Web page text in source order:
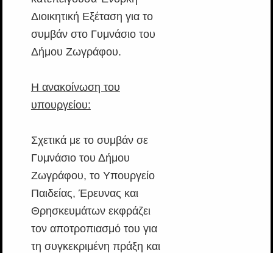
Διοικητική Εξέταση για το
συμβάν στο Γυμνάσιο του
Δήμου Ζωγράφου.
Η ανακοίνωση του
υπουργείου:
Σχετικά με το συμβάν σε
Γυμνάσιο του Δήμου
Ζωγράφου, το Υπουργείο
Παιδείας, Έρευνας και
Θρησκευμάτων εκφράζει
τον αποτροπιασμό του για
τη συγκεκριμένη πράξη και